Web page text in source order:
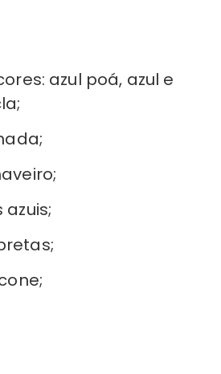
azul poá, azul e